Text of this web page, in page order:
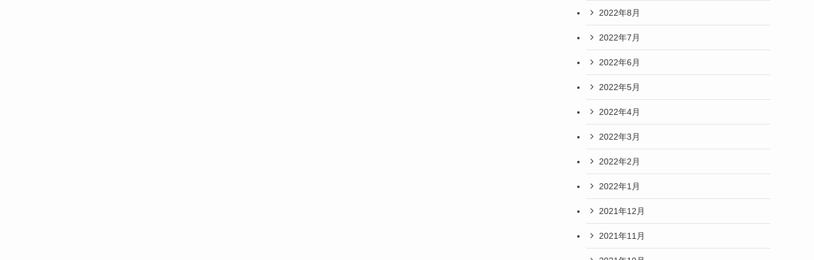
2022年8月
2022年7月
2022年6月
2022年5月
2022年4月
2022年3月
2022年2月
2022年1月
2021年12月
2021年11月